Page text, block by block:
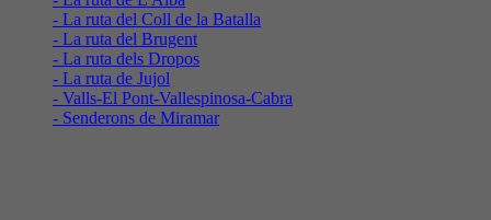
- La ruta del Coll de la Batalla
- La ruta del Brugent
- La ruta dels Dropos
- La ruta de Jujol
- Valls-El Pont-Vallespinosa-Cabra
- Senderons de Miramar